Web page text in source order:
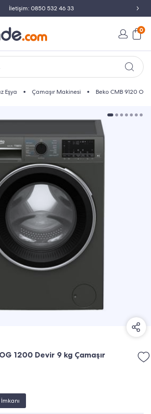
İletişim: 0850 532 46 33
0
Eşya Çamaşır Makinesi Beko CMB 9120
1200 Devir 9 kg Çamaşır